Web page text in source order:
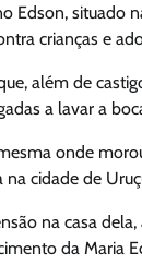
Edson, situado
crianças e
além de
a lavar a
onde
cidade de
na casa
da Maria